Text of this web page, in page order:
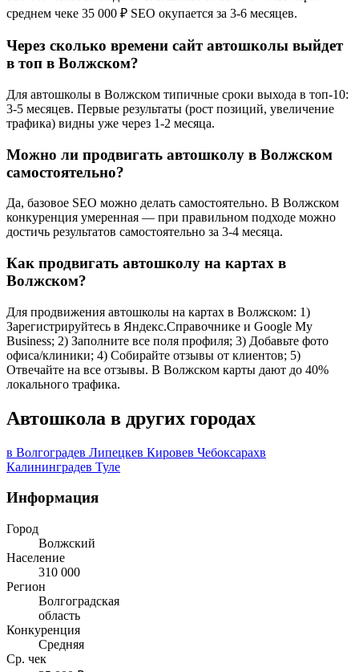
среднем чеке 35 000 ₽ SEO окупается за 3-6 месяцев.
Через сколько времени сайт автошколы выйдет
в топ в Волжском?
Для автошколы в Волжском типичные сроки выхода в топ-10:
3-5 месяцев. Первые результаты (рост позиций, увеличение
трафика) видны уже через 1-2 месяца.
Можно ли продвигать автошколу в Волжском
самостоятельно?
Да, базовое SEO можно делать самостоятельно. В Волжском
конкуренция умеренная — при правильном подходе можно
достичь результатов самостоятельно за 3-4 месяца.
Как продвигать автошколу на картах в
Волжском?
Для продвижения автошколы на картах в Волжском: 1)
Зарегистрируйтесь в Яндекс.Справочнике и Google My
Business; 2) Заполните все поля профиля; 3) Добавьте фото
офиса/клиники; 4) Собирайте отзывы от клиентов; 5)
Отвечайте на все отзывы. В Волжском карты дают до 40%
локального трафика.
Автошкола в других городах
в Волгоградев Липецкев Кировев Чебоксарахв
Калининградев Туле
Информация
Город
Волжский
Население
310 000
Регион
Волгоградская
область
Конкуренция
Средняя
Ср. чек